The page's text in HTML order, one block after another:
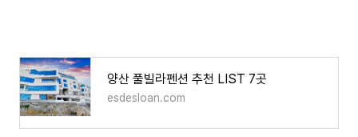
양산 풀빌라펜션 추천 LIST 7곳
esdesloan.com